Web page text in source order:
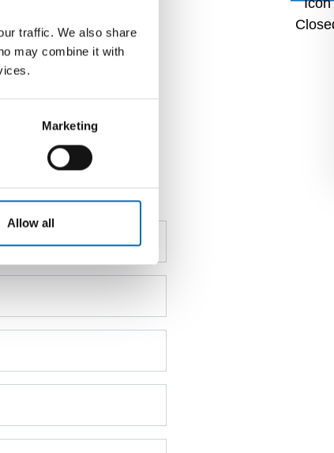
traffic. We also share
may combine it with
Marketing
Allow all